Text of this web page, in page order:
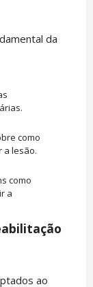
da
como
a lesão.
como
a
ao